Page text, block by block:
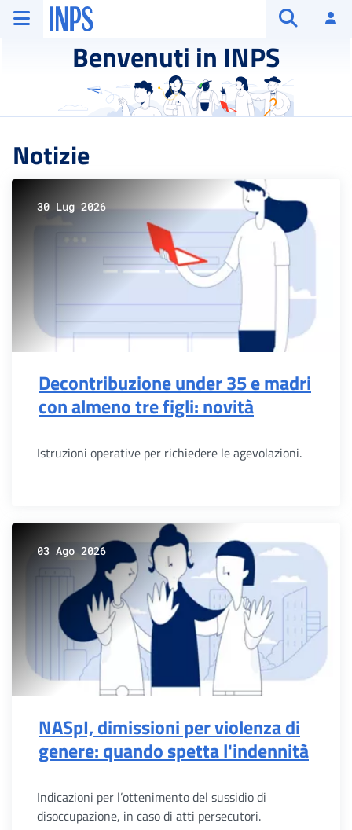
Vai al menu principale
Vai al contenuto principale
Vai al pie' di pagina
INPS ()
Benvenuti in INPS
Notizie
30 Lug 2026
Decontribuzione under 35 e madri
con almeno tre figli: novità
Istruzioni operative per richiedere le agevolazioni.
03 Ago 2026
NASpI, dimissioni per violenza di
genere: quando spetta l'indennità
Indicazioni per l’ottenimento del sussidio di
disoccupazione, in caso di atti persecutori.